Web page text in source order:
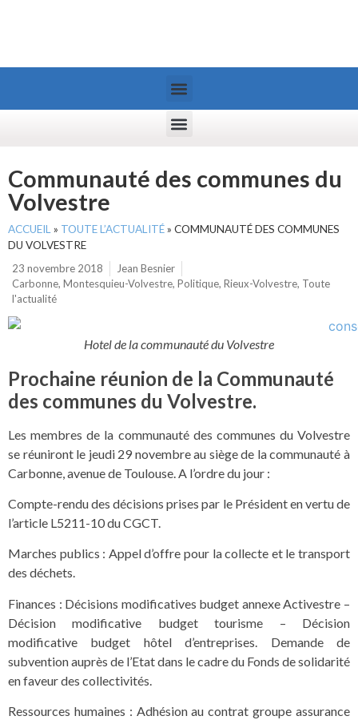
Communauté des communes du
Volvestre
ACCUEIL » TOUTE L’ACTUALITÉ» COMMUNAUTÉ DES COMMUNES
DU VOLVESTRE
23 novembre 2018
Jean Besnier
Carbonne, Montesquieu-Volvestre, Politique, Rieux-Volvestre, Toute
l'actualité
Hotel de la communauté du Volvestre
Prochaine réunion de la Communauté
des communes du Volvestre.
Les membres de la communauté des communes du Volvestre
se réuniront le jeudi 29 novembre au siège de la communauté à
Carbonne, avenue de Toulouse. A l’ordre du jour :
Compte-rendu des décisions prises par le Président en vertu de
l’article L5211-10 du CGCT.
Marches publics : Appel d’offre pour la collecte et le transport
des déchets.
Finances : Décisions modificatives budget annexe Activestre –
Décision modificative budget tourisme – Décision
modificative budget hôtel d’entreprises. Demande de
subvention auprès de l’Etat dans le cadre du Fonds de solidarité
en faveur des collectivités.
Ressources humaines : Adhésion au contrat groupe assurance